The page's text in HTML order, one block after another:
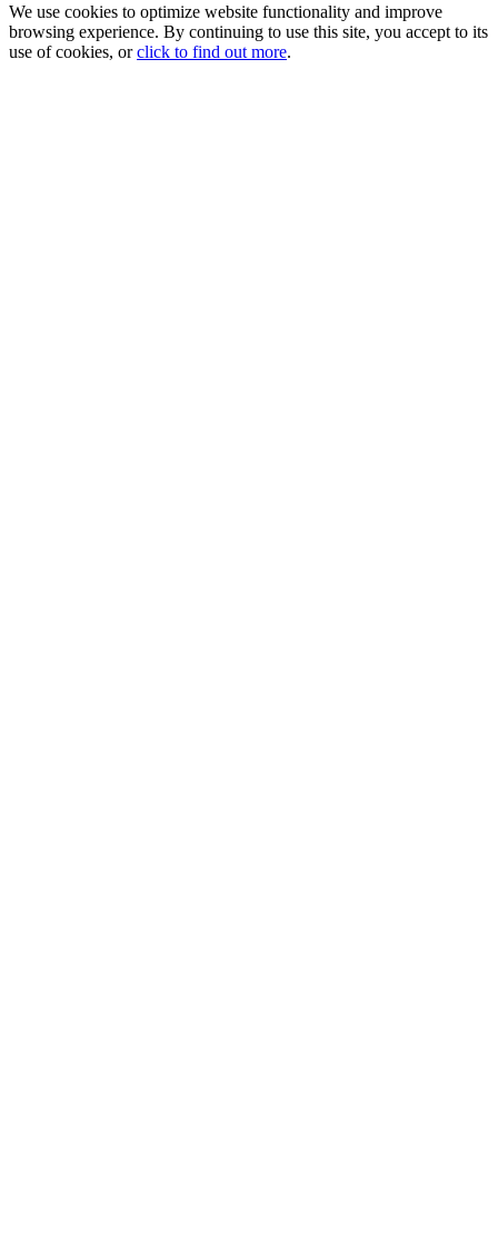
We use cookies to optimize website functionality and improve
browsing experience. By continuing to use this site, you accept to its
use of cookies, orclick to find out more.